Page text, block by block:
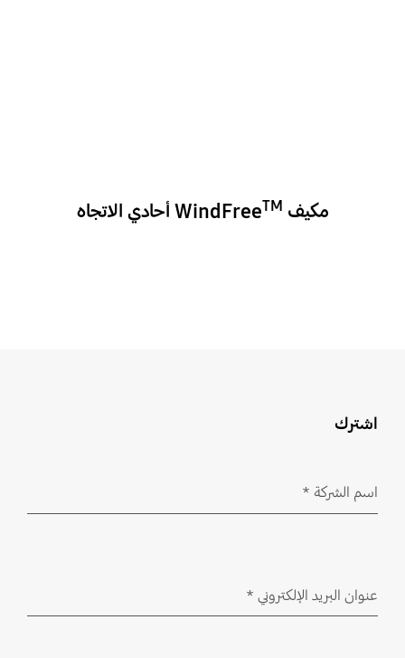
مكيف WindFree TM أحادي الاتجاه
اشترك
اسم الشركة *
عنوان البريد الإلكتروني *